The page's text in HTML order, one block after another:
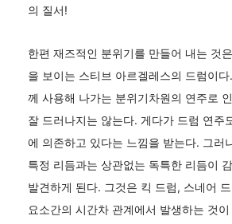
의 질서!
한편 재즈적인 분위기를 만들어 내는 것
을 보이는 스티브 아르겔레스의 드럼이
께 사용해 나가는 분위기차원의 연주로
잘 드러나지는 않는다. 게다가 드럼 연주
에 의존하고 있다는 느낌을 받는다. 그러
특정 리듬과는 상관없는 독특한 리듬이
발견하게 된다. 그것은 킥 드럼, 스네어
요소간의 시간차 관계에서 발생하는 것